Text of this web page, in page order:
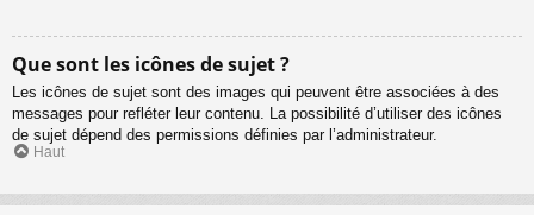
Que sont les icônes de sujet ?
Les icônes de sujet sont des images qui peuvent être associées à des
messages pour refléter leur contenu. La possibilité d’utiliser des icônes
de sujet dépend des permissions définies par l’administrateur.
Haut